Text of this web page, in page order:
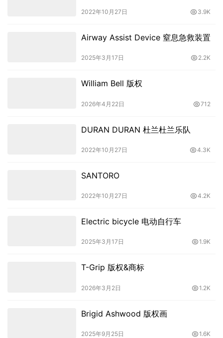
2022年10月27日 3.9K
Airway Assist Device 窒息急救装置
2025年3月17日 2.2K
William Bell 版权
2026年4月22日 712
DURAN DURAN 杜兰杜兰乐队
2022年10月27日 4.3K
SANTORO
2022年10月27日 4.2K
Electric bicycle 电动自行车
2025年3月17日 1.9K
T-Grip 版权&商标
2026年3月2日 1.2K
Brigid Ashwood 版权画
2025年9月25日 1.6K